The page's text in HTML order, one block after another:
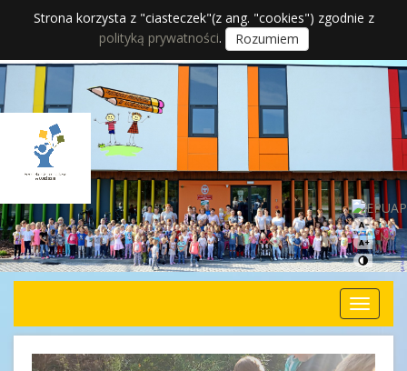
Strona korzysta z "ciasteczek"(z ang. "cookies") zgodnie z
polityką prywatności. Rozumiem